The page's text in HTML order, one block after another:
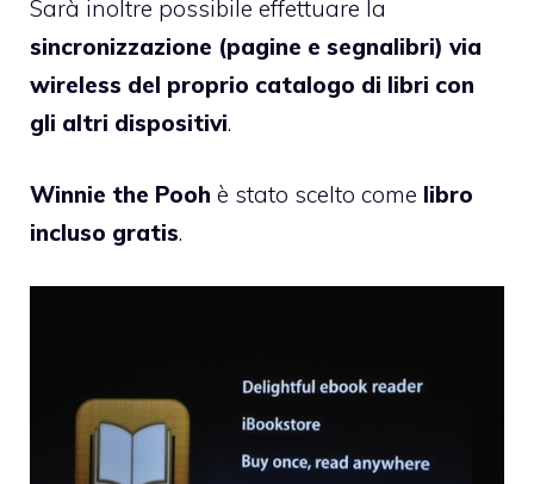
Sarà inoltre possibile effettuare la
sincronizzazione (pagine e segnalibri) via
wireless del proprio catalogo di libri con
gli altri dispositivi.
Winnie the Pooh è stato scelto come libro
incluso gratis.